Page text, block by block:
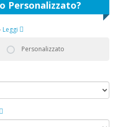
Personalizzato?
Leggi
Personalizzato